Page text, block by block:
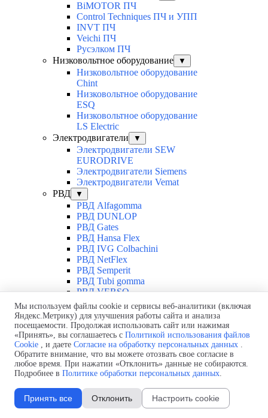
BiMOTOR ПЧ
Control Techniques ПЧ и УПП
INVT ПЧ
Veichi ПЧ
Русэлком ПЧ
Низковольтное оборудование
▼
Низковольтное оборудование
Chint
Низковольтное оборудование
ESQ
Низковольтное оборудование
LS Electric
Электродвигатели
▼
Электродвигатели SEW
EURODRIVE
Электродвигатели Siemens
Электродвигатели Vemat
РВД
▼
РВД Alfagomma
РВД DUNLOP
РВД Gates
РВД Hansa Flex
РВД IVG Colbachini
РВД NetFlex
РВД Semperit
РВД Tubi gomma
РВД VERSO
ИБП
▼
ИБП Makelsan
ИБП Импульс
АКБ Yellow
Выпрямители Cordex
Насосы
▼
Насосы Franklin Electric
Насосы Linas
Насосы Pedrollo
Мы используем файлы cookie и сервисы веб-аналитики (включая
Яндекс.Метрику) для улучшения работы сайта и анализа
посещаемости. Продолжая использовать сайт или нажимая
«Принять», вы соглашаетесь с Политикой использования файлов
Cookie , и даете Согласие на обработку персональных данных .
Обратите внимание, что вы можете отозвать свое согласие в
любое время. При нажатии «Отклонить» данные не собираются.
Подробнее в Политике обработки персональных данных.
Принять все Отклонить Настроить cookie